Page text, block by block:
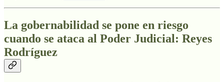
La gobernabilidad se pone en riesgo
cuando se ataca al Poder Judicial: Reyes
Rodríguez